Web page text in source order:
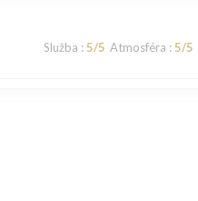
Služba : 5/5 Atmosféra : 5/5